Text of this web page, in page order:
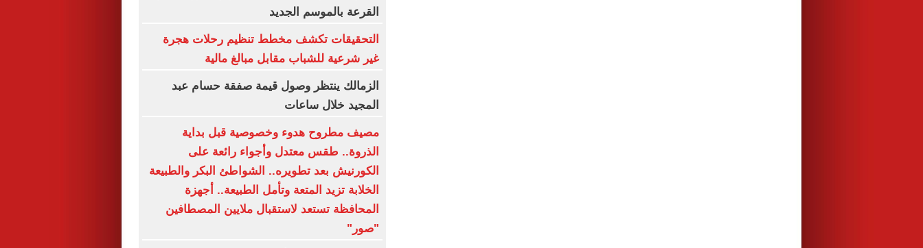
القرعة بالموسم الجديد
التحقيقات تكشف مخطط تنظيم رحلات هجرة
غير شرعية للشباب مقابل مبالغ مالية
الزمالك ينتظر وصول قيمة صفقة حسام عبد
المجيد خلال ساعات
مصيف مطروح هدوء وخصوصية قبل بداية
الذروة.. طقس معتدل وأجواء رائعة على
الكورنيش بعد تطويره.. الشواطئ البكر والطبيعة
الخلابة تزيد المتعة وتأمل الطبيعة.. أجهزة
المحافظة تستعد لاستقبال ملايين المصطافين
"صور"